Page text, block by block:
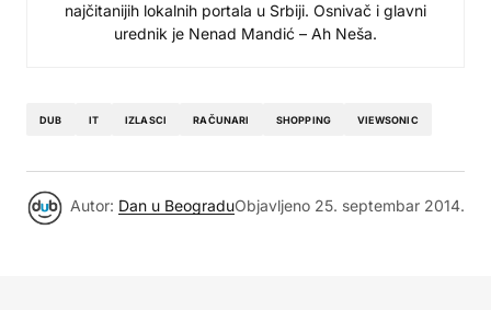
najčitanijih lokalnih portala u Srbiji. Osnivač i glavni
urednik je Nenad Mandić – Ah Neša.
DUB IT IZLASCI RAČUNARI SHOPPING VIEWSONIC
Autor: Dan u BeograduObjavljeno 25. septembar 2014.